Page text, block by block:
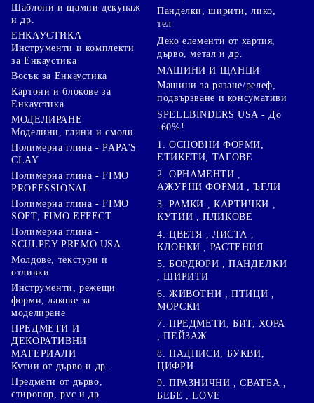
Шаблони и щампи декупаж
и др.
ЕНКАУСТИКА
Инструменти и комплекти
за Енкаустика
Восък за Енкаустика
Картони и блокове за
Енкаустика
МОДЕЛИРАНЕ
Моделини, глини и смоли
Полимерна глина - PAPA'S
CLAY
Полимерна глина - FIMO
PROFESSIONAL
Полимерна глина - FIMO
SOFT, FIMO EFFECT
Полимерна глина -
SCULPEY PREMO USA
Молдове, текстури и
отливки
Инструменти, режещи
форми, лакове за
моделиране
ПРЕДМЕТИ И
ДЕКОРАТИВНИ
МАТЕРИАЛИ
Кутии от дърво и др.
Предмети от дърво,
стиропор, pvc и др.
Панделки, ширити, лико,
тел
Деко елементи от хартия,
дърво, метал и др.
МАШИНИ И ЩАНЦИ
Машини за рязане/релеф,
подвързване и консумативи
SPELLBINDERS USA - До
-60%!
1. ОСНОВНИ ФОРМИ,
ЕТИКЕТИ, ТАГОВЕ
2. ОРНАМЕНТИ ,
АЖУРНИ ФОРМИ , ЪГЛИ
3. РАМКИ , КАРТИЧКИ ,
КУТИИ , ПЛИКОВЕ
4. ЦВЕТЯ , ЛИСТА ,
КЛОНКИ , РАСТЕНИЯ
5. БОРДЮРИ , ПАНДЕЛКИ
, ШИРИТИ
6. ЖИВОТНИ , ПТИЦИ ,
МОРСКИ
7. ПРЕДМЕТИ, БИТ, ХОРА
, ПЕЙЗАЖ
8. НАДПИСИ, БУКВИ,
ЦИФРИ
9. ПРАЗНИЧНИ , СВАТБА ,
БЕБЕ , LOVE